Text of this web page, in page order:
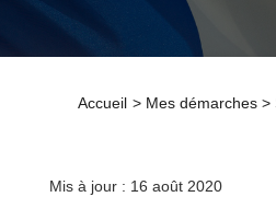
Accueil > Mes démarches >
Mis à jour : 16 août 2020